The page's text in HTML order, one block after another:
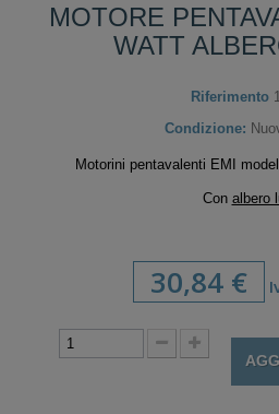
MOTORE
WATT
Riferimento
Condizione:
Motorini pentavalenti EMI
Con albero
30,84 €